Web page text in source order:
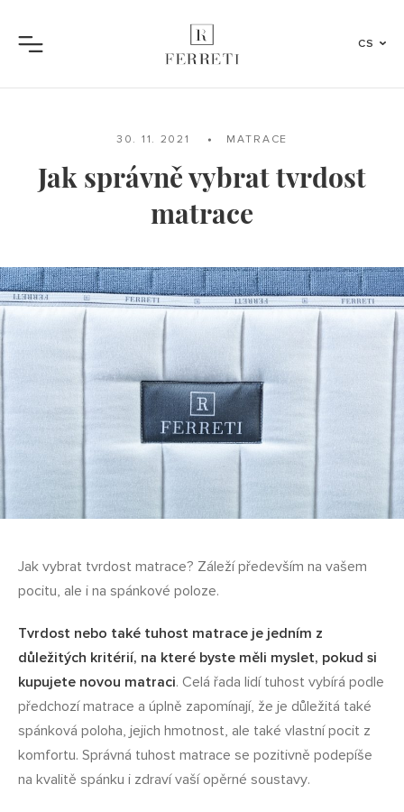
Menu
CS
30. 11. 2021 MATRACE
Jak správně vybrat tvrdost
matrace
Jak vybrat tvrdost matrace? Záleží především na vašem
pocitu, ale i na spánkové poloze.
Tvrdost nebo také tuhost matrace je jedním z
důležitých kritérií, na které byste měli myslet, pokud si
kupujete novou matraci. Celá řada lidí tuhost vybírá podle
předchozí matrace a úplně zapomínají, že je důležitá také
spánková poloha, jejich hmotnost, ale také vlastní pocit z
komfortu. Správná tuhost matrace se pozitivně podepíše
na kvalitě spánku i zdraví vaší opěrné soustavy.